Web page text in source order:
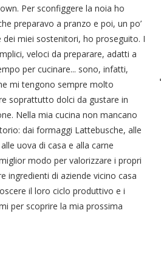
Per sconfiggere la noia ho
preparavo a pranzo e poi, un po’
dei miei sostenitori, ho proseguito. I
veloci da preparare, adatti a
per cucinare... sono, infatti,
mi tengono sempre molto
soprattutto dolci da gustare in
Nella mia cucina non mancano
dai formaggi Lattebusche, alle
uova di casa e alla carne
modo per valorizzare i propri
ingredienti di aziende vicino casa
il loro ciclo produttivo e i
per scoprire la mia prossima